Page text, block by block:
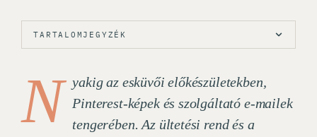
TARTALOMJEGYZÉK
N yakig az esküvői előkészületekben,
Pinterest-képek és szolgáltató e-mailek
tengerében. Az ültetési rend és a